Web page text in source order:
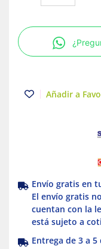
módulos
con
receptáculo
Leviton Añadir a
Envío gratis en
El envío gratis
cuentan con la
está sujeto a
Entrega de 3 a 5